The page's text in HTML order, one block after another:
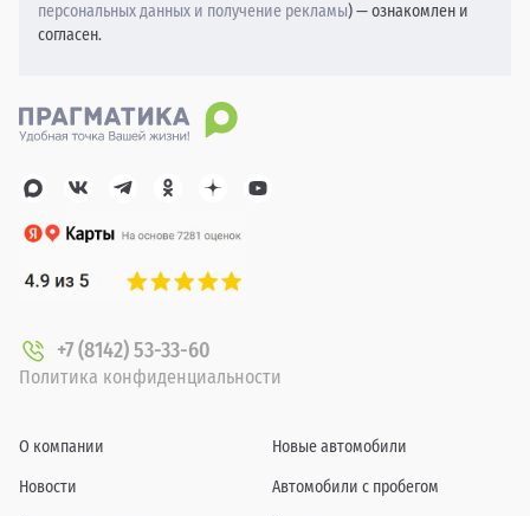
персональных данных и получение рекламы) — ознакомлен и
согласен.
+7 (8142) 53-33-60
Политика конфиденциальности
О компании
Новости
Новые автомобили
Автомобили с пробегом